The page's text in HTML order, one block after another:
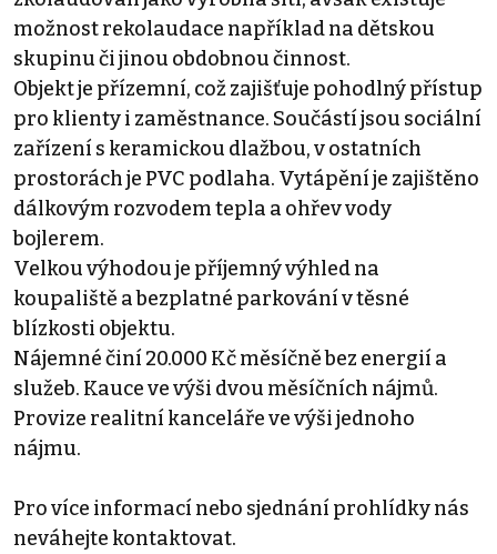
možnost rekolaudace například na dětskou
skupinu či jinou obdobnou činnost.
Objekt je přízemní, což zajišťuje pohodlný přístup
pro klienty i zaměstnance. Součástí jsou sociální
zařízení s keramickou dlažbou, v ostatních
prostorách je PVC podlaha. Vytápění je zajištěno
dálkovým rozvodem tepla a ohřev vody
bojlerem.
Velkou výhodou je příjemný výhled na
koupaliště a bezplatné parkování v těsné
blízkosti objektu.
Nájemné činí 20.000 Kč měsíčně bez energií a
služeb. Kauce ve výši dvou měsíčních nájmů.
Provize realitní kanceláře ve výši jednoho
nájmu.
Pro více informací nebo sjednání prohlídky nás
neváhejte kontaktovat.